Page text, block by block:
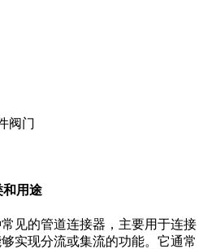
阀门
和用途
见的管道连接器，主要用于连接
实现分流或集流的功能。它通常